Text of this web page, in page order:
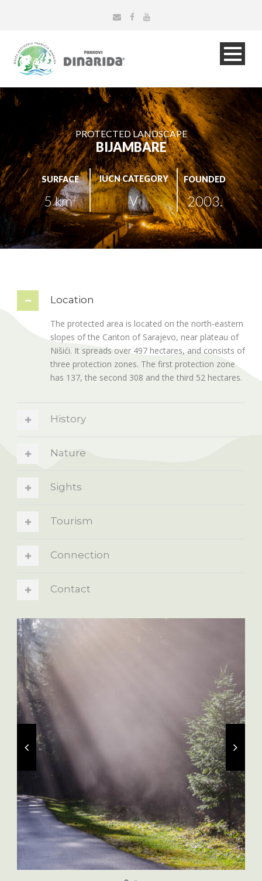
IUCN CATEGORY
SURFACE
5 km2 V 2003.
FOUNDED
BIJAMBARE
PROTECTED LANDSCAPE
Location
The protected area is located on the north-eastern
slopes of the Canton of Sarajevo, near plateau of
Nišići. It spreads over 497 hectares, and consists of
three protection zones. The first protection zone
has 137, the second 308 and the third 52 hectares.
History
Nature
Sights
Tourism
Connection
Contact